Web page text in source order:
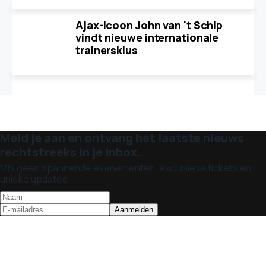
Ajax-icoon John van 't Schip
vindt nieuwe internationale
trainersklus
Meld je aan en ontvang het laatste nieuws
rechtstreeks in je inbox.
Mis geen spannende evenementen, exclusieve tickets en
unieke updates!